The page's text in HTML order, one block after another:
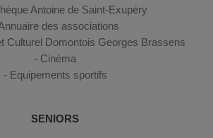
Antoine de Saint-Exupéry
des associations
Culturel Domontois Georges Brassens
Cinéma
Equipements sportifs
SENIORS